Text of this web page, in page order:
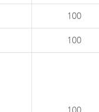
100
100
100